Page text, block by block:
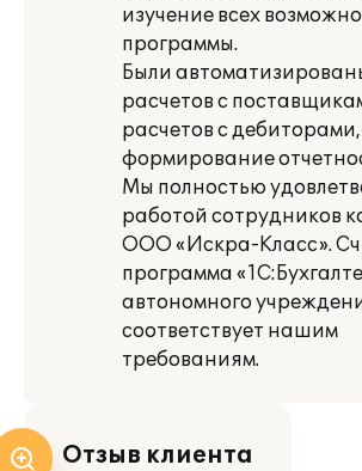
изучение всех
программы.
Были
расчетов с
расчетов с дебиторами,
формирование
Мы полностью
работой сотрудников
ООО «Искра-Класс».
программа
автономного
соответствует нашим
требованиям.
Отзыв клиента